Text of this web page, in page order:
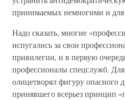
принимаемых немногими и
Надо сказать, многие
испугались за свои
привилегии, и в первую
профессионалы спецслужб.
олицетворял фигуру опасного
принявшего всерьез принцип